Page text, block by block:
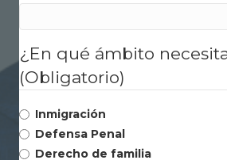
¿En qué ámbito
(Obligatorio)
Inmigración
Defensa Penal
Derecho de familia